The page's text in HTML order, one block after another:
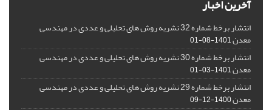
آخرین اخبار
انتشار برخط شماره 32 نشریه روش های تحلیلی و عددی در مهندسی
معدن1401-08-01
انتشار برخط شماره 30 نشریه روش های تحلیلی و عددی در مهندسی
معدن1401-03-01
انتشار برخط شماره 29 نشریه روش های تحلیلی و عددی در مهندسی
معدن1400-12-09